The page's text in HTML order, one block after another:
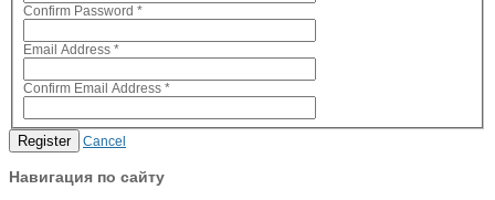
Confirm Password *
Email Address *
Confirm Email Address *
Register Cancel
Навигация по сайту